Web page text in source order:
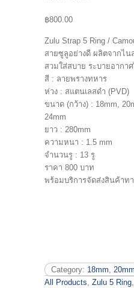
฿800.00
Zulu Strap 5 Ring /
สายซูลูอย่างดี ผลิตจากไ
สวมใส่สบาย ระบายอากา
สี : ลายพรางทหาร
ห่วง : สแตนเลสดำ (PVD)
ขนาด (กว้าง) : 18mm,
24mm
ยาว : 280mm
ความหนา : 1.5 mm
จำนวนรู : 13 รู
ราคา 800 บาท
พร้อมบริการจัดส่งสินค้าท
Category: 18mm 20mm
All Products Zulu 5 Ring